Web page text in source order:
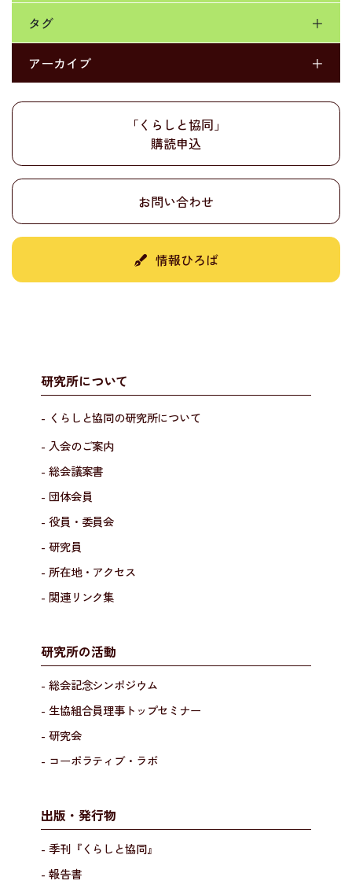
タグ ＋
アーカイブ ＋
「くらしと協同」
購読申込
お問い合わせ
情報ひろば
研究所について
- くらしと協同の研究所について
- 入会のご案内
- 総会議案書
- 団体会員
- 役員・委員会
- 研究員
- 所在地・アクセス
- 関連リンク集
研究所の活動
- 総会記念シンポジウム
- 生協組合員理事トップセミナー
- 研究会
- コーポラティブ・ラボ
出版・発行物
- 季刊『くらしと協同』
- 報告書